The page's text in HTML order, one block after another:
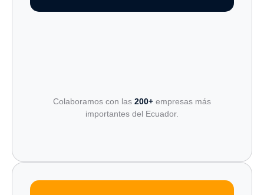
Colaboramos con las 200+ empresas más
importantes del Ecuador.